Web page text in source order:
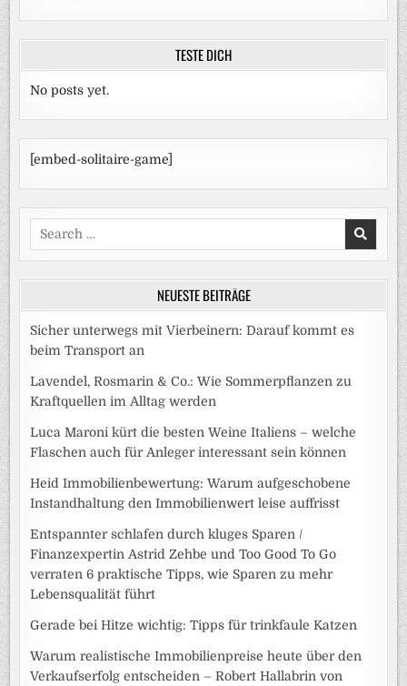
TESTE DICH
No posts yet.
[embed-solitaire-game]
Search
for:
NEUESTE BEITRÄGE
Sicher unterwegs mit Vierbeinern: Darauf kommt es
beim Transport an
Lavendel, Rosmarin & Co.: Wie Sommerpflanzen zu
Kraftquellen im Alltag werden
Luca Maroni kürt die besten Weine Italiens – welche
Flaschen auch für Anleger interessant sein können
Heid Immobilienbewertung: Warum aufgeschobene
Instandhaltung den Immobilienwert leise auffrisst
Entspannter schlafen durch kluges Sparen /
Finanzexpertin Astrid Zehbe und Too Good To Go
verraten 6 praktische Tipps, wie Sparen zu mehr
Lebensqualität führt
Gerade bei Hitze wichtig: Tipps für trinkfaule Katzen
Warum realistische Immobilienpreise heute über den
Verkaufserfolg entscheiden – Robert Hallabrin von